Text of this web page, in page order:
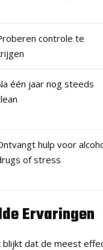
controle te
één jaar nog steeds
hulp voor
of stress
Ervaringen
dat de meest